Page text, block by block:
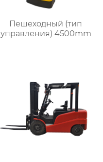
Пешеходный (тип
управления) 4500mm